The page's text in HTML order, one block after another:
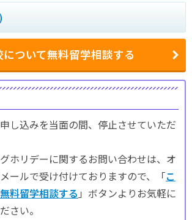
について無料留学相談する
し込みを当面の間、停止させていただ
ホリデーに関するお問い合わせは、オ
ールで受け付けておりますので、「こ
料留学相談する 」ボタンよりお気軽に
さい。